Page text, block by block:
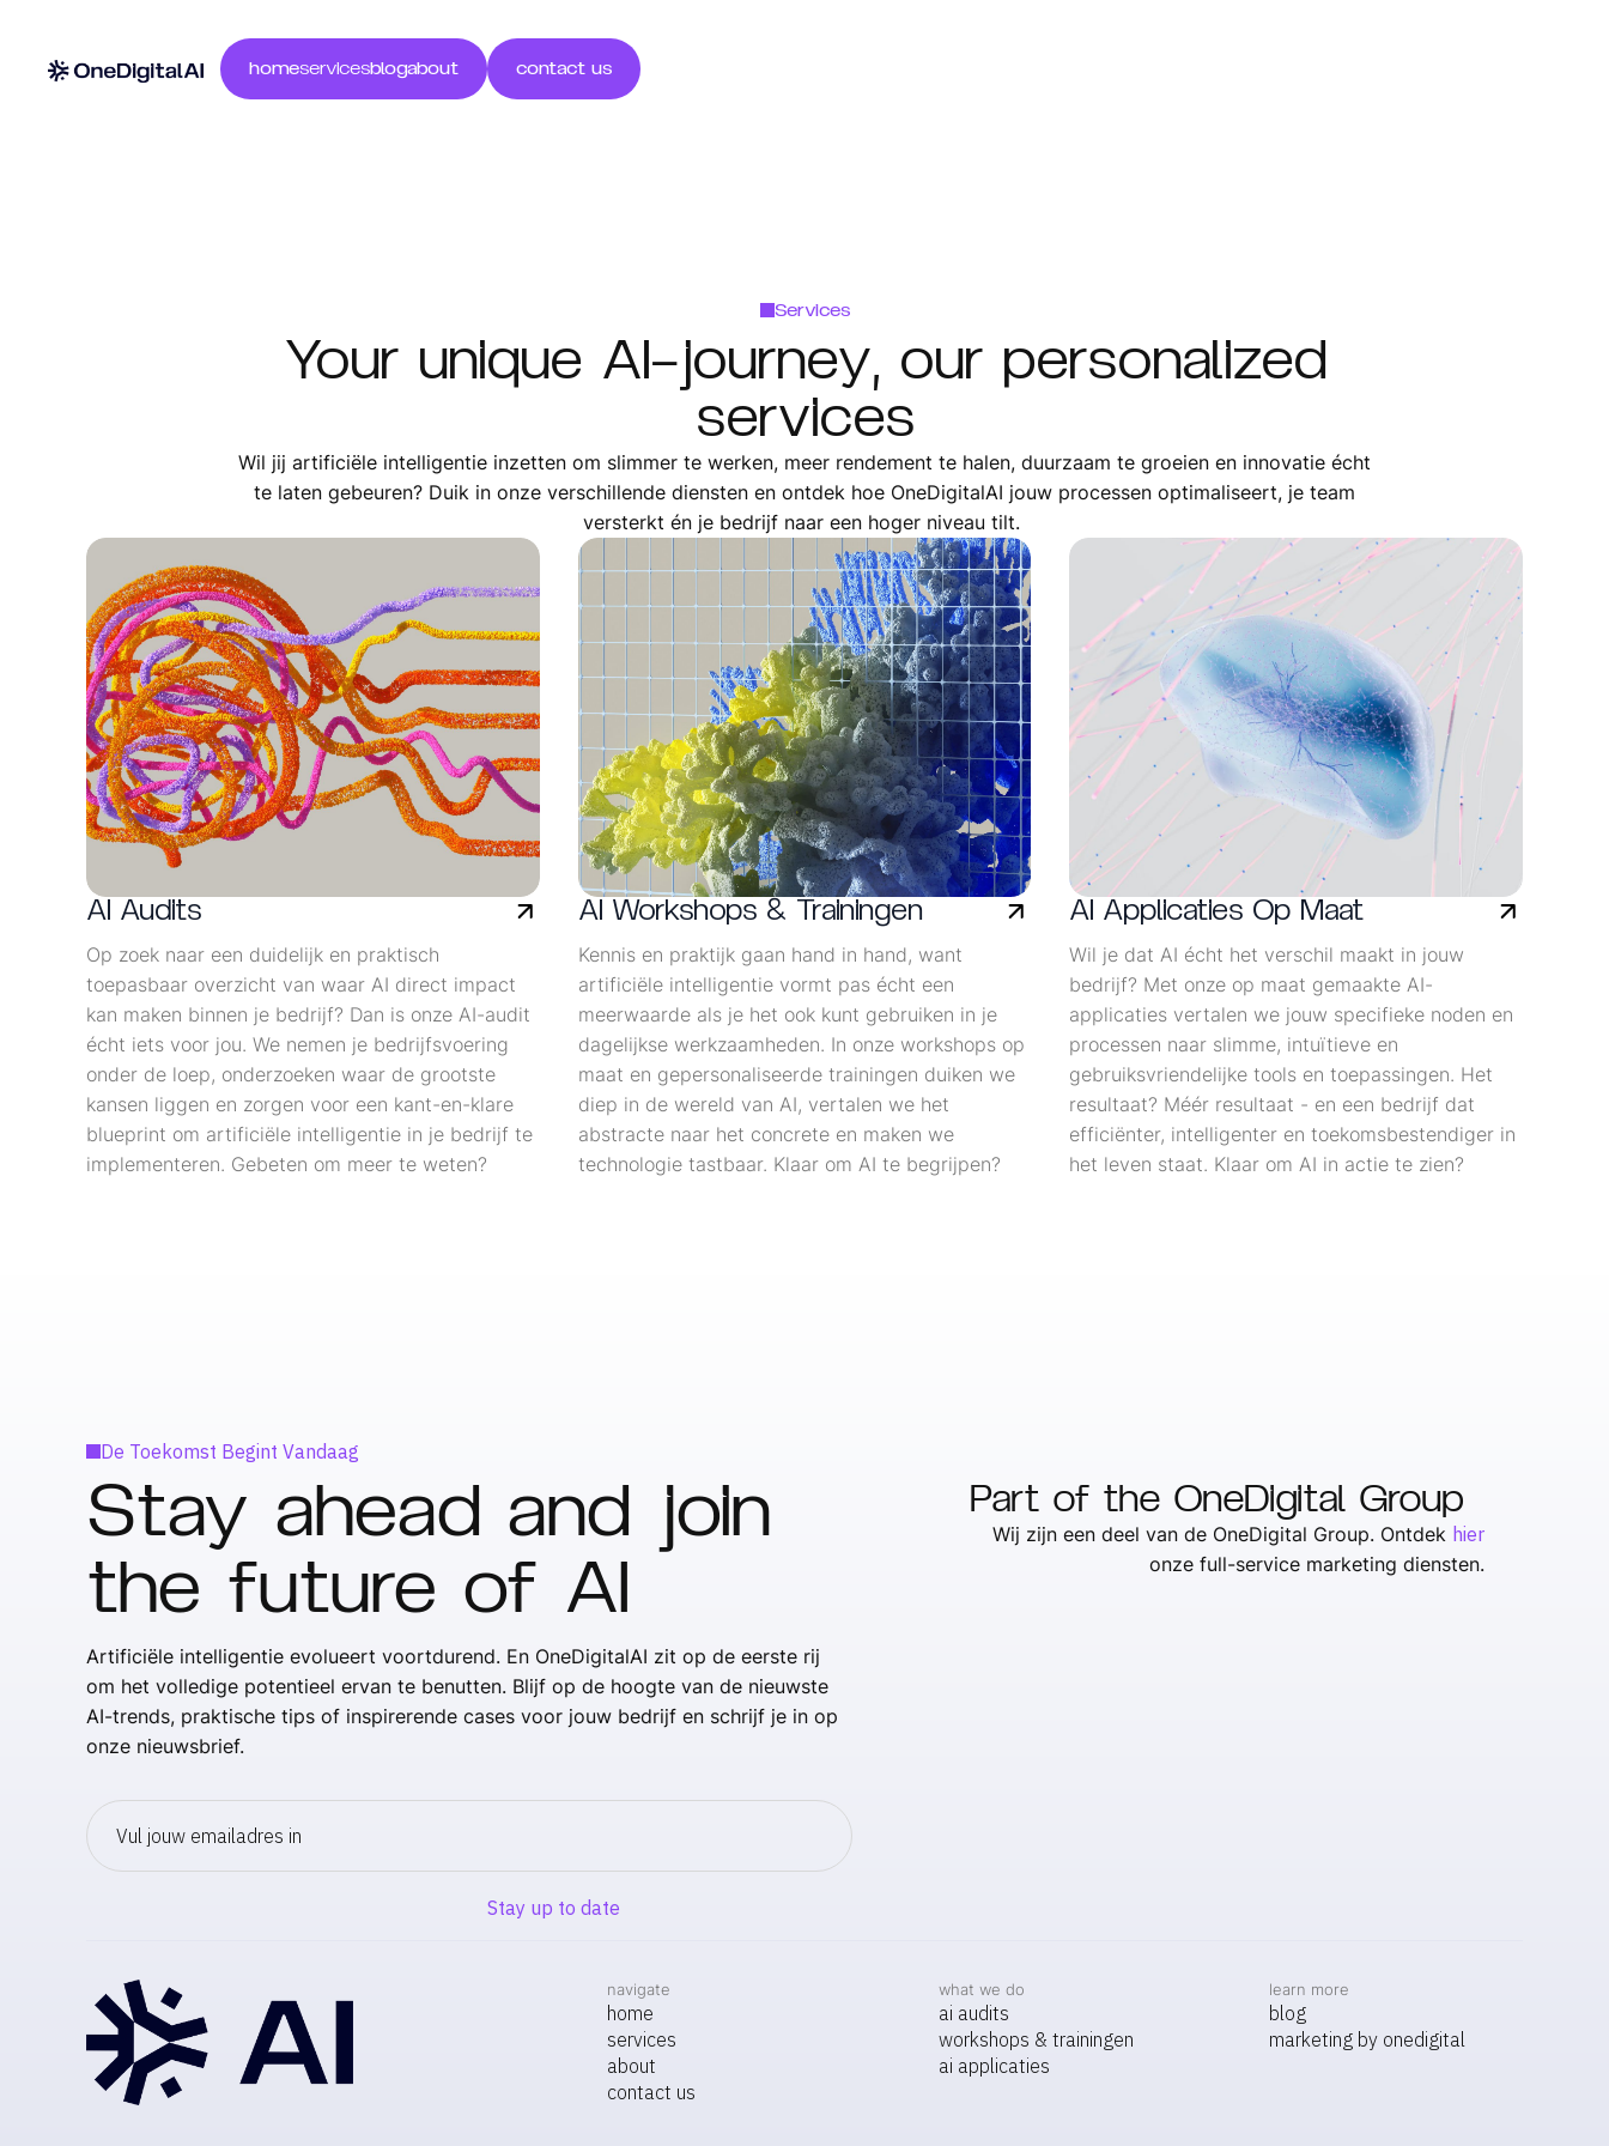
homeservicesblogabout contact us
Services
Your unique AI-journey, our personalized
services
Wil jij artificiële intelligentie inzetten om slimmer te werken, meer rendement te halen, duurzaam te groeien en innovatie écht
te laten gebeuren? Duik in onze verschillende diensten en ontdek hoe OneDigitalAI jouw processen optimaliseert, je team
versterkt én je bedrijf naar een hoger niveau tilt.
AI Audits
Op zoek naar een duidelijk en praktisch
toepasbaar overzicht van waar AI direct impact
kan maken binnen je bedrijf? Dan is onze AI-audit
écht iets voor jou. We nemen je bedrijfsvoering
onder de loep, onderzoeken waar de grootste
kansen liggen en zorgen voor een kant-en-klare
blueprint om artificiële intelligentie in je bedrijf te
implementeren. Gebeten om meer te weten?
AI Workshops & Trainingen
Kennis en praktijk gaan hand in hand, want
artificiële intelligentie vormt pas écht een
meerwaarde als je het ook kunt gebruiken in je
dagelijkse werkzaamheden. In onze workshops op
maat en gepersonaliseerde trainingen duiken we
diep in de wereld van AI, vertalen we het
abstracte naar het concrete en maken we
technologie tastbaar. Klaar om AI te begrijpen?
AI Applicaties Op Maat
Wil je dat AI écht het verschil maakt in jouw
bedrijf? Met onze op maat gemaakte AI-
applicaties vertalen we jouw specifieke noden en
processen naar slimme, intuïtieve en
gebruiksvriendelijke tools en toepassingen. Het
resultaat? Méér resultaat - en een bedrijf dat
efficiënter, intelligenter en toekomsbestendiger in
het leven staat. Klaar om AI in actie te zien?
De Toekomst Begint Vandaag
Stay ahead and join
the future of AI
Artificiële intelligentie evolueert voortdurend. En OneDigitalAI zit op de eerste rij
om het volledige potentieel ervan te benutten. Blijf op de hoogte van de nieuwste
AI-trends, praktische tips of inspirerende cases voor jouw bedrijf en schrijf je in op
onze nieuwsbrief.
Part of the OneDigital Group
Wij zijn een deel van de OneDigital Group. Ontdek hier
onze full-service marketing diensten.
navigate
home
services
about
contact us
what we do
ai audits
workshops & trainingen
ai applicaties
learn more
blog
marketing by onedigital